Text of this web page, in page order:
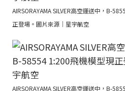
AIRSORAYAMA SILVER高空運送中，B-
正登場。圖片來源｜星宇航空
AIRSORAYAMA SILVER高空運送中，B-